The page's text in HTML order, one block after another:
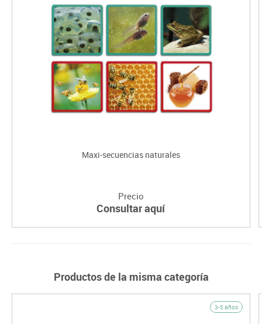
Maxi-secuencias naturales
Precio
Consultar aquí
Productos de la misma categoría
3-5 años